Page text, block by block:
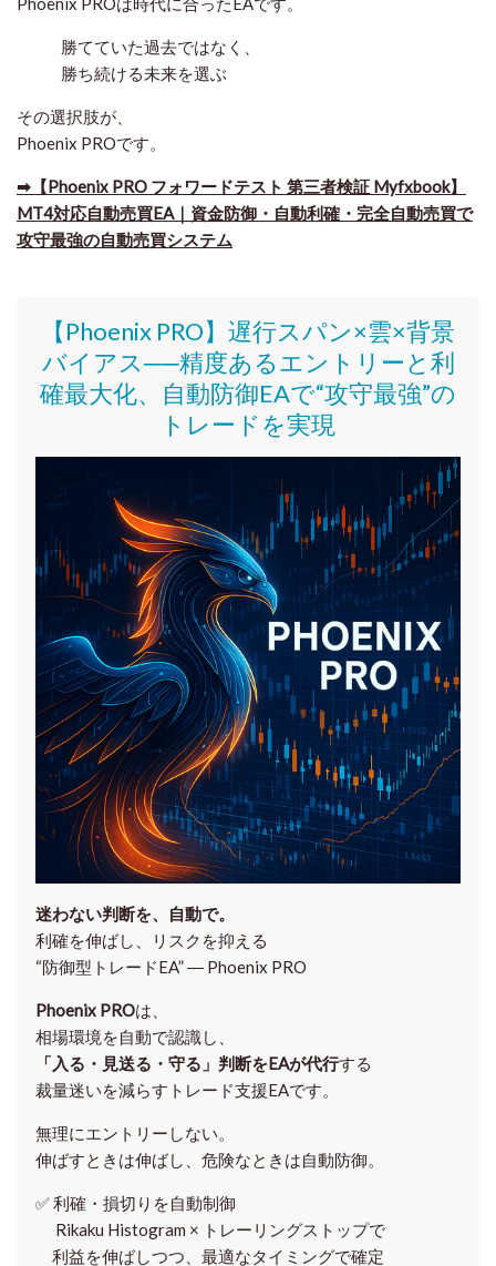
勝てていた過去ではなく、
勝ち続ける未来を選ぶ
その選択肢が、
Phoenix PROです。
➡【Phoenix PRO フォワードテスト 第三者検証 Myfxbook】
MT4対応自動売買EA｜資金防御・自動利確・完全自動売買で
攻守最強の自動売買システム
【Phoenix PRO】遅行スパン×雲×背景
バイアス──精度あるエントリーと利
確最大化、自動防御EAで“攻守最強”の
トレードを実現
迷わない判断を、自動で。
利確を伸ばし、リスクを抑える
“防御型トレードEA” ― Phoenix PRO
Phoenix PROは、
相場環境を自動で認識し、
「入る・見送る・守る」判断をEAが代行する
裁量迷いを減らすトレード支援EAです。
無理にエントリーしない。
伸ばすときは伸ばし、危険なときは自動防御。
✅利確・損切りを自動制御
Rikaku Histogram × トレーリングストップで
利益を伸ばしつつ、最適なタイミングで確定